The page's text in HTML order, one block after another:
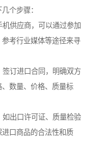
个步骤：
供应商，可以通过参加
考行业媒体等途径来寻
订进口合同，明确双方
数量、价格、质量标
出口许可证、质量检验
口商品的合法性和质